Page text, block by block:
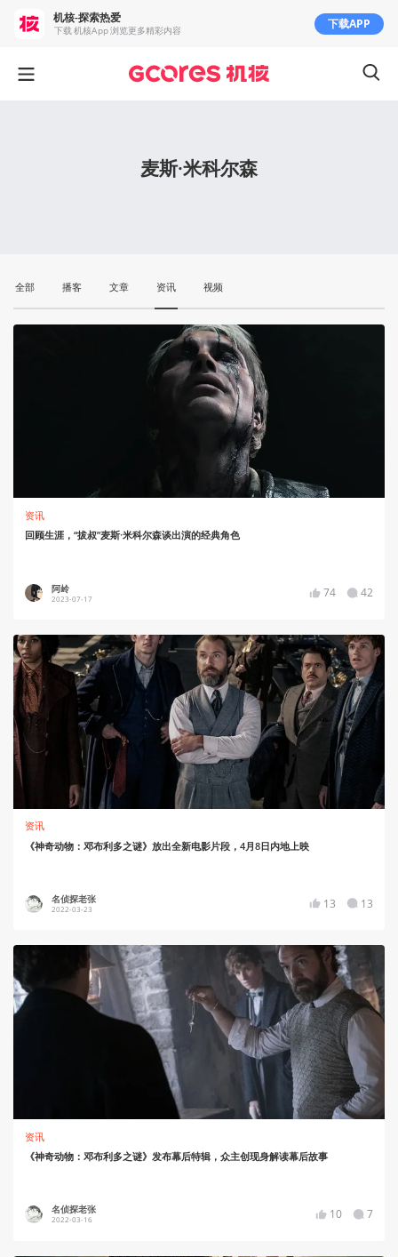
麦斯·米科尔森
全部 播客 文章 资讯 视频
资讯
回顾生涯，“拔叔”麦斯·米科尔森谈出演的经典角色
阿岭
2023-07-17 74 42
资讯
《神奇动物：邓布利多之谜》放出全新电影片段，4月8日内地上映
名侦探老张
2022-03-23 13 13
资讯
《神奇动物：邓布利多之谜》发布幕后特辑，众主创现身解读幕后故事
名侦探老张
2022-03-16 10 7
机核-探索热爱
下载 机核App 浏览更多精彩内容 下载APP